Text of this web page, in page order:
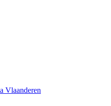
Vlaanderen